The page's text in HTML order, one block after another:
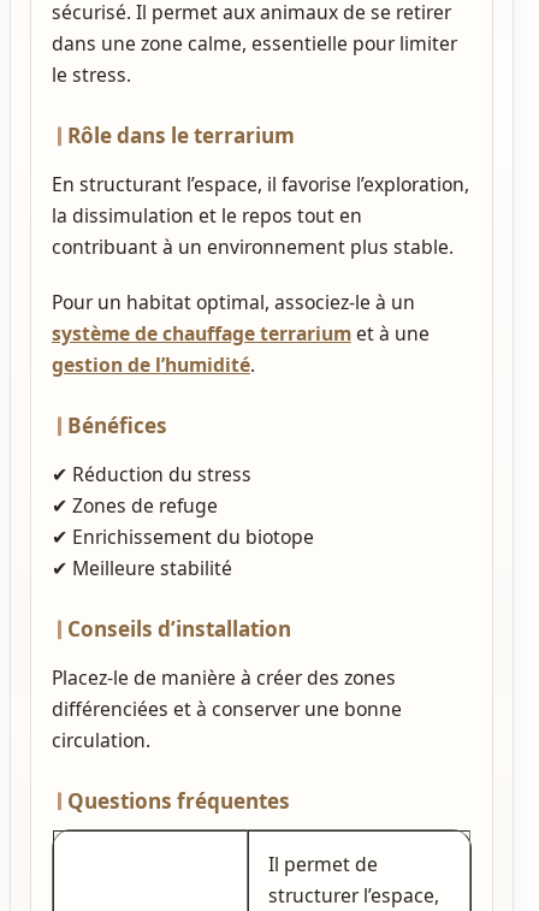
sécurisé. Il permet aux animaux de se retirer
dans une zone calme, essentielle pour limiter
le stress.
Rôle dans le terrarium
En structurant l’espace, il favorise l’exploration,
la dissimulation et le repos tout en
contribuant à un environnement plus stable.
Pour un habitat optimal, associez‑le à un
système de chauffage terrariumet à une
gestion de l’humidité.
Bénéfices
✔ Réduction du stress
✔ Zones de refuge
✔ Enrichissement du biotope
✔ Meilleure stabilité
Conseils d’installation
Placez‑le de manière à créer des zones
différenciées et à conserver une bonne
circulation.
Questions fréquentes
Il permet de
structurer l’espace,